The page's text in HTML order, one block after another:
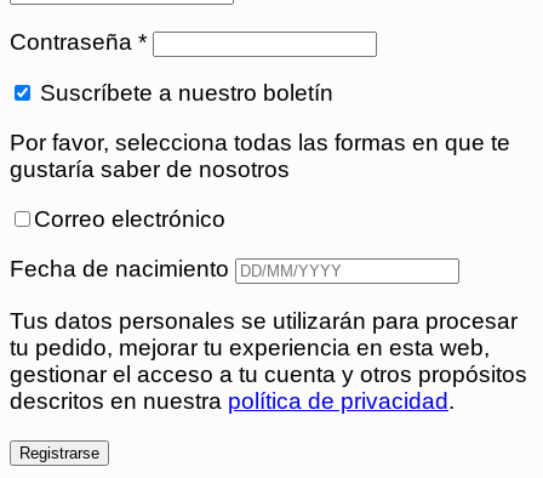
Contraseña *Obligatorio
Suscríbete a nuestro boletín
Por favor, selecciona todas las formas en que te
gustaría saber de nosotros
Correo electrónico
Fecha de nacimiento
Tus datos personales se utilizarán para procesar
tu pedido, mejorar tu experiencia en esta web,
gestionar el acceso a tu cuenta y otros propósitos
descritos en nuestra política de privacidad.
Registrarse